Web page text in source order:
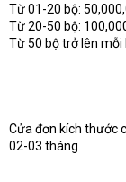
Từ 01-20 bộ:
Từ 20-50 bộ:
Từ 50 bộ trở lên
Cửa đơn kích thước
02-03 tháng